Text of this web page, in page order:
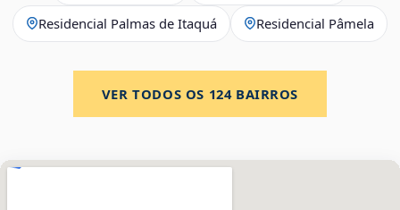
Residencial Palmas de Itaquá Residencial Pâmela
VER TODOS OS 124BAIRROS